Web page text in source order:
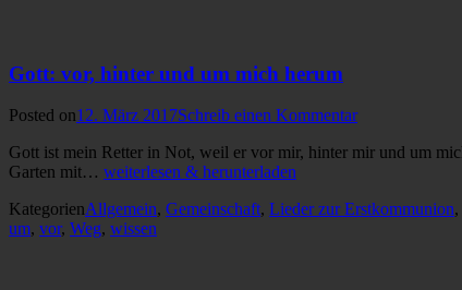
Gott: vor, hinter und um mich herum
Posted on12. März 2017Schreib einen Kommentar
Gott ist mein Retter in Not, weil er vor mir, hinter mir und um
Garten mit… weiterlesen & herunterladen
KategorienAllgemein, Gemeinschaft, Lieder zur Erstkommunion,
um, vor, Weg, wissen